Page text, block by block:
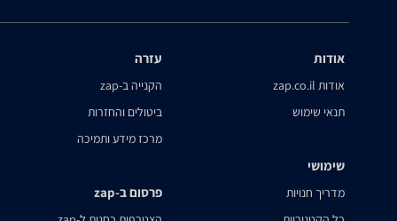
אודות
אודות zap.co.il
תנאי שימוש
שימושי
מדריך חנויות
עזרה
הקנייה ב-zap
ביטולים והחזרות
מרכז מידע ותמיכה
פרסום ב-zap